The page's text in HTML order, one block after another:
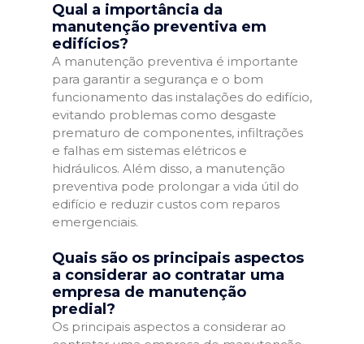
Qual a importância da
manutenção preventiva em
edifícios?
A manutenção preventiva é importante
para garantir a segurança e o bom
funcionamento das instalações do edifício,
evitando problemas como desgaste
prematuro de componentes, infiltrações
e falhas em sistemas elétricos e
hidráulicos. Além disso, a manutenção
preventiva pode prolongar a vida útil do
edifício e reduzir custos com reparos
emergenciais.
Quais são os principais aspectos
a considerar ao contratar uma
empresa de manutenção
predial?
Os principais aspectos a considerar ao